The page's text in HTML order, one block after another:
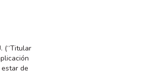
(“Titular
de